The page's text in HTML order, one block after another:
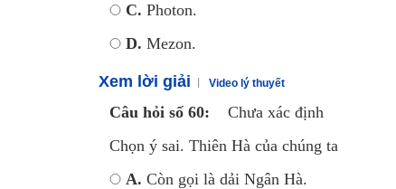
C. Photon.
D. Mezon.
Xem lời giải Video lý thuyết
Câu hỏi số 60:
Chưa xác định
Chọn ý sai. Thiên Hà của chúng ta
A. Còn gọi là dải Ngân Hà.